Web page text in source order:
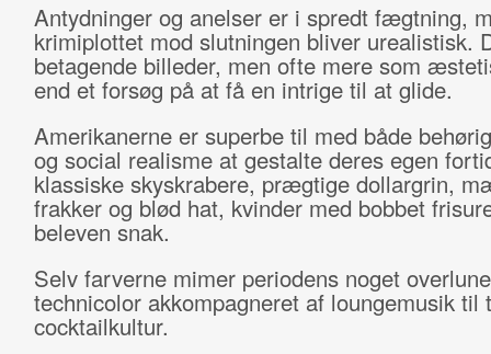
Antydninger og anelser er i spredt fægtning,
krimiplottet mod slutningen bliver urealistisk.
betagende billeder, men ofte mere som
end et forsøg på at få en intrige til at glide.
Amerikanerne er superbe til med både
og social realisme at gestalte deres egen
klassiske skyskrabere, prægtige dollargrin,
frakker og blød hat, kvinder med bobbet
beleven snak.
Selv farverne mimer periodens noget overlune
technicolor akkompagneret af loungemusik til
cocktailkultur.